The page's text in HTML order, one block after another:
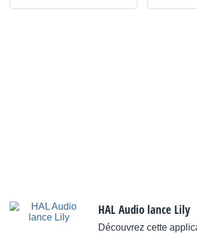
HAL Audio lance Lily
Découvrez cette